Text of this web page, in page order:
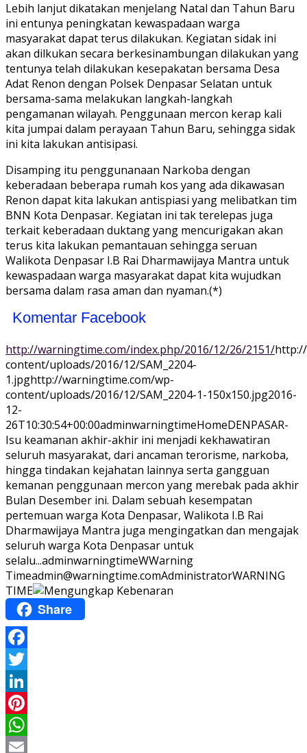
Lebih lanjut dikatakan menjelang Natal dan Tahun Baru
ini entunya peningkatan kewaspadaan warga
masyarakat dapat terus dilakukan. Kegiatan sidak ini
akan dilkukan secara berkesinambungan dilakukan yang
tentunya telah dilakukan kesepakatan bersama Desa
Adat Renon dengan Polsek Denpasar Selatan untuk
bersama-sama melakukan langkah-langkah
pengamanan wilayah. Penggunaan mercon kerap kali
kita jumpai dalam perayaan Tahun Baru, sehingga sidak
ini kita lakukan antisipasi.
Disamping itu penggunanaan Narkoba dengan
keberadaan beberapa rumah kos yang ada dikawasan
Renon dapat kita lakukan antispiasi yang melibatkan tim
BNN Kota Denpasar. Kegiatan ini tak terelepas juga
terkait keberadaan duktang yang mencurigakan akan
terus kita lakukan pemantauan sehingga seruan
Walikota Denpasar I.B Rai Dharmawijaya Mantra untuk
kewaspadaan warga masyarakat dapat kita wujudkan
bersama dalam rasa aman dan nyaman.(*)
Komentar Facebook
http://warningtime.com/index.php/2016/12/26/2151/
content/uploads/2016/12/SAM_2204-
1.jpghttp://warningtime.com/wp-
content/uploads/2016/12/SAM_2204-1-150x150.jpg2016-
12-
26T10:30:54+00:00adminwarningtimeHomeDENPASAR-
Isu keamanan akhir-akhir ini menjadi kekhawatiran
seluruh masyarakat, dari ancaman terorisme, narkoba,
hingga tindakan kejahatan lainnya serta gangguan
kemanan penggunaan mercon yang merebak pada akhir
Bulan Desember ini. Dalam sebuah kesempatan
pertemuan warga Kota Denpasar, Walikota I.B Rai
Dharmawijaya Mantra juga mengingatkan dan mengajak
seluruh warga Kota Denpasar untuk
selalu...adminwarningtimeWWarning
Timeadmin@warningtime.comAdministratorWARNING
TIME
Share
Facebook
Twitter
LinkedIn
Pinterest
WhatsApp